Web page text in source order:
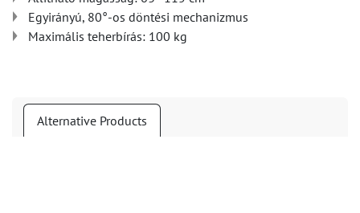
Egyirányú, 80°-os döntési mechanizmus
Maximális teherbírás: 100 kg
Alternative Products